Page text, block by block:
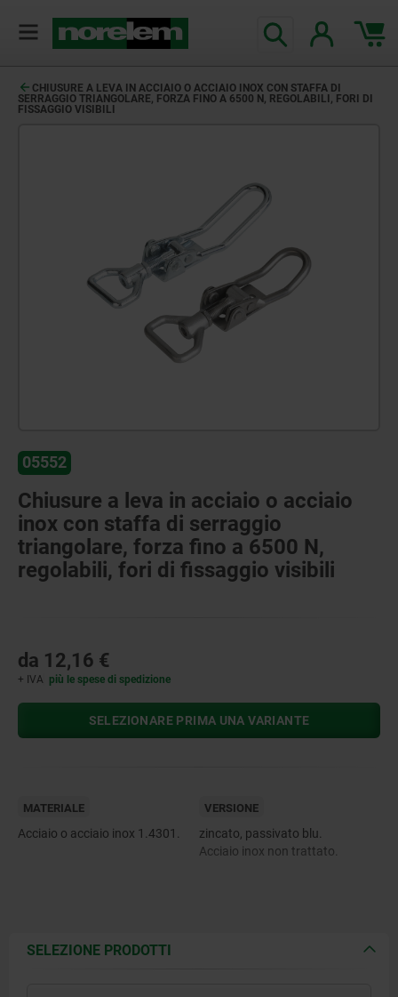
CHIUSURE A LEVA IN ACCIAIO O ACCIAIO INOX CON STAFFA DI
SERRAGGIO TRIANGOLARE, FORZA FINO A 6500 N, REGOLABILI, FORI DI
FISSAGGIO VISIBILI
05552
Chiusure a leva in acciaio o acciaio
inox con staffa di serraggio
triangolare, forza fino a 6500 N,
regolabili, fori di fissaggio visibili
da 12,16 €
+ IVA più le spese di spedizione
SELEZIONARE PRIMA UNA VARIANTE
MATERIALE
Acciaio o acciaio inox 1.4301.
VERSIONE
zincato, passivato blu.
Acciaio inox non trattato.
SELEZIONE PRODOTTI